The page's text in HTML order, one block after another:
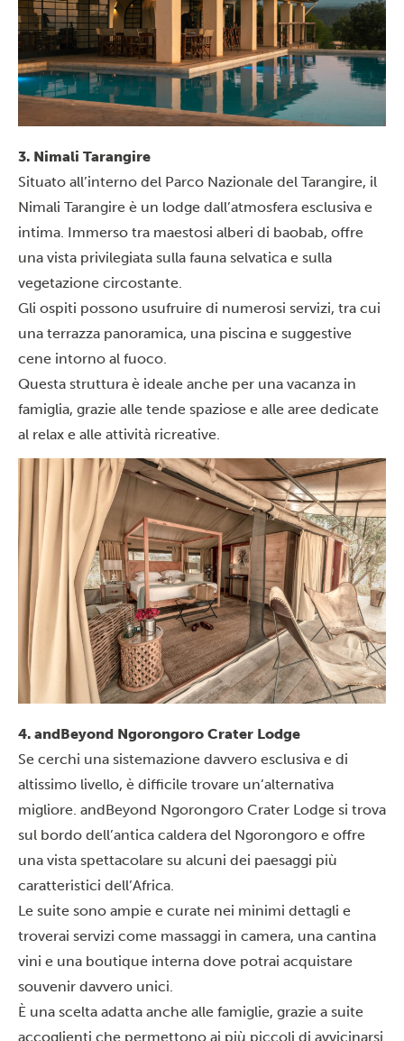
3. Nimali Tarangire
Situato all’interno del Parco Nazionale del Tarangire, il
Nimali Tarangire è un lodge dall’atmosfera esclusiva e
intima. Immerso tra maestosi alberi di baobab, offre
una vista privilegiata sulla fauna selvatica e sulla
vegetazione circostante.
Gli ospiti possono usufruire di numerosi servizi, tra cui
una terrazza panoramica, una piscina e suggestive
cene intorno al fuoco.
Questa struttura è ideale anche per una vacanza in
famiglia, grazie alle tende spaziose e alle aree dedicate
al relax e alle attività ricreative.
4. andBeyond Ngorongoro Crater Lodge
Se cerchi una sistemazione davvero esclusiva e di
altissimo livello, è difficile trovare un’alternativa
migliore. andBeyond Ngorongoro Crater Lodge si trova
sul bordo dell’antica caldera del Ngorongoro e offre
una vista spettacolare su alcuni dei paesaggi più
caratteristici dell’Africa.
Le suite sono ampie e curate nei minimi dettagli e
troverai servizi come massaggi in camera, una cantina
vini e una boutique interna dove potrai acquistare
souvenir davvero unici.
È una scelta adatta anche alle famiglie, grazie a suite
accoglienti che permettono ai più piccoli di avvicinarsi